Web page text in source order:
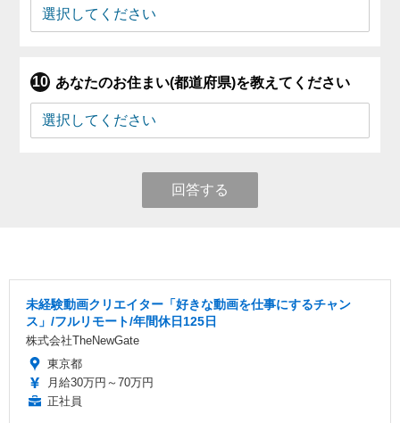
あなたのお住まい(都道府県)を教えてください
回答する
未経験動画クリエイター「好きな動画を仕事にするチャン
ス」/フルリモート/年間休日125日
株式会社TheNewGate
東京都
月給30万円～70万円
正社員